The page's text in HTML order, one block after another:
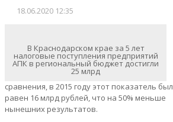
18.06.2020 12:35
В Краснодарском крае за 5 лет
налоговые поступления предприятий
АПК в региональный бюджет достигли
25 млрд
сравнения, в 2015 году этот показатель был
равен 16 млрд рублей, что на 50% меньше
нынешних результатов.